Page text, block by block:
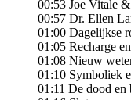
00:53 Joe Vitale
00:57 Dr. Ellen
01:00 Dagelijkse
01:05 Recharge
01:08 Nieuw
01:10 Symboliek
01:11 De dood en